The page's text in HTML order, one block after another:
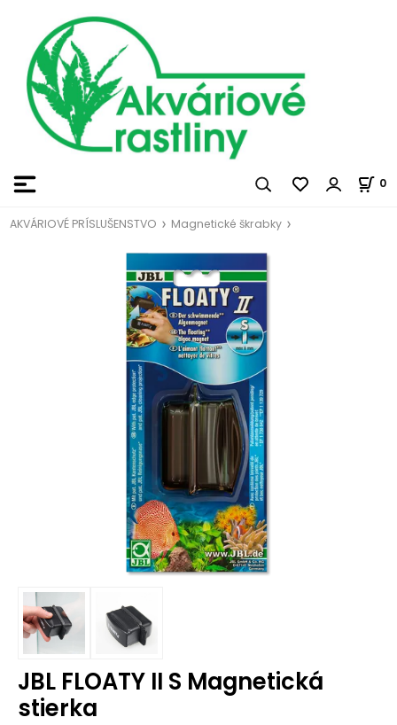
0
AKVÁRIOVÉ PRÍSLUŠENSTVO Magnetické škrabky
JBL FLOATY II S Magnetická
stierka